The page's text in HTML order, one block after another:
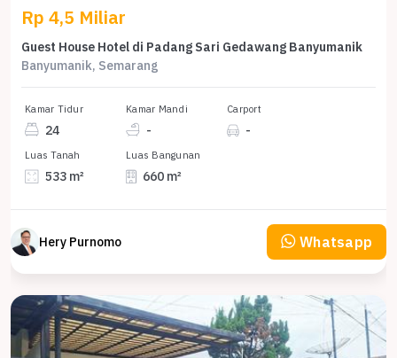
Rp 4,5 Miliar
Guest House Hotel di Padang Sari Gedawang Banyumanik
Banyumanik, Semarang
Kamar Tidur
24
Kamar Mandi
-
Carport
-
Luas Tanah
533 m²
Luas Bangunan
660 m²
Hery Purnomo Whatsapp